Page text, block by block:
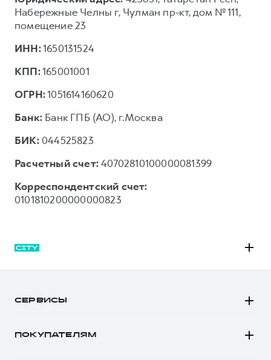
Набережные Челны г, Чулман пр-кт, дом № 111,
помещение 23
ИНН:1650131524
КПП:165001001
ОГРН:1051614160620
Банк: Банк ГПБ (АО), г.Москва
БИК:044525823
Расчетный счет:40702810100000081399
Корреспондентский счет:
0101810200000000823
СЕРВИСЫ
ПОКУПАТЕЛЯМ